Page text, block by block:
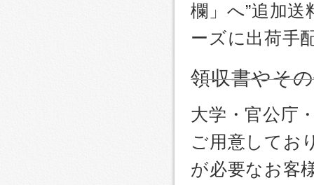
欄」へ”追加
ーズに出荷手
領収書やそ
大学・官公庁
ご用意してお
が必要なお客